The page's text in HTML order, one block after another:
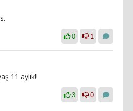
0 1
11 aylık!!
3 0